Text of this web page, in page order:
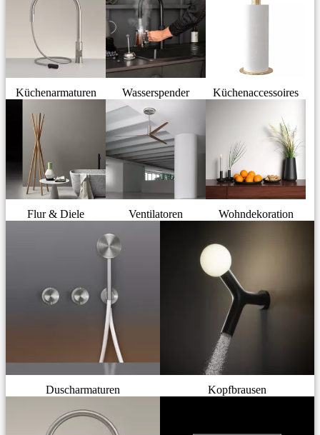
Küchenarmaturen Wasserspender Küchenaccessoires
Flur & Diele Ventilatoren Wohndekoration
Duscharmaturen Kopfbrausen